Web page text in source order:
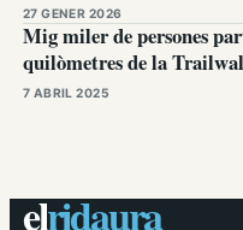
27 GENER 2026
Mig miler de persones
quilòmetres de la
7 ABRIL 2025
elridaura